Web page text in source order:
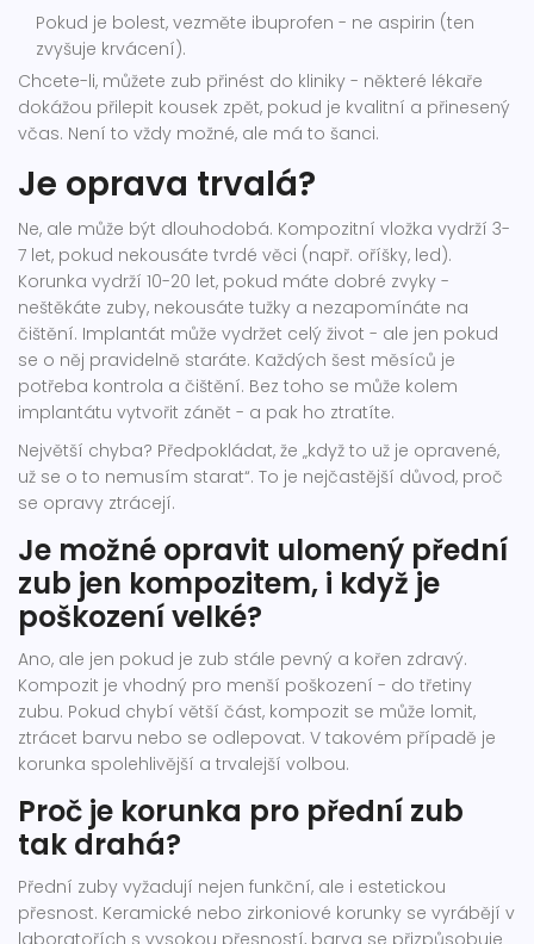
Pokud je bolest, vezměte ibuprofen - ne aspirin (ten
zvyšuje krvácení).
Chcete-li, můžete zub přinést do kliniky - některé lékaře
dokážou přilepit kousek zpět, pokud je kvalitní a přinesený
včas. Není to vždy možné, ale má to šanci.
Je oprava trvalá?
Ne, ale může být dlouhodobá. Kompozitní vložka vydrží 3-
7 let, pokud nekousáte tvrdé věci (např. oříšky, led).
Korunka vydrží 10-20 let, pokud máte dobré zvyky -
neštěkáte zuby, nekousáte tužky a nezapomínáte na
čištění. Implantát může vydržet celý život - ale jen pokud
se o něj pravidelně staráte. Každých šest měsíců je
potřeba kontrola a čištění. Bez toho se může kolem
implantátu vytvořit zánět - a pak ho ztratíte.
Největší chyba? Předpokládat, že „když to už je opravené,
už se o to nemusím starat“. To je nejčastější důvod, proč
se opravy ztrácejí.
Je možné opravit ulomený přední
zub jen kompozitem, i když je
poškození velké?
Ano, ale jen pokud je zub stále pevný a kořen zdravý.
Kompozit je vhodný pro menší poškození - do třetiny
zubu. Pokud chybí větší část, kompozit se může lomit,
ztrácet barvu nebo se odlepovat. V takovém případě je
korunka spolehlivější a trvalejší volbou.
Proč je korunka pro přední zub
tak drahá?
Přední zuby vyžadují nejen funkční, ale i estetickou
přesnost. Keramické nebo zirkoniové korunky se vyrábějí v